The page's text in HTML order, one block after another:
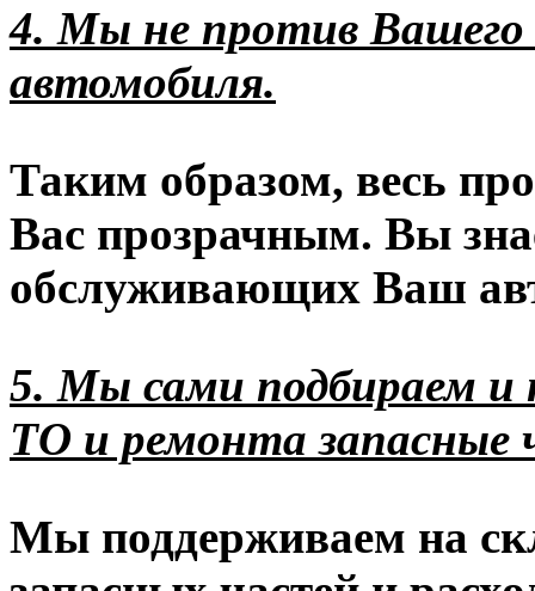
4. Мы не против
автомобиля.
Таким образом, весь
Вас прозрачным. Вы
обслуживающих Ваш
5. Мы сами подбираем и
ТО и ремонта запасные
Мы поддерживаем на